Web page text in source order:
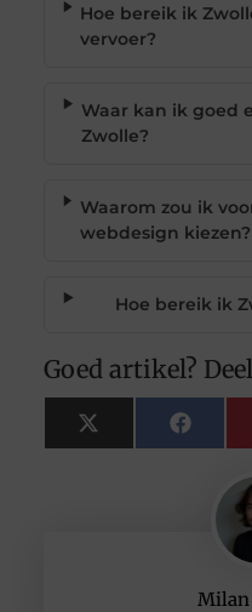
Milan
Hoe bereik ik
vervoer?
Waar kan ik goed
Zwolle?
Waarom zou ik
webdesign kiezen?
Hoe bereik ik
Goed artikel?
X
(Twitter)